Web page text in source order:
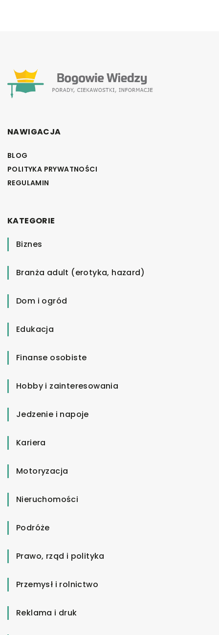
NAWIGACJA
BLOG
POLITYKA PRYWATNOŚCI
REGULAMIN
KATEGORIE
Biznes
Branża adult (erotyka, hazard)
Dom i ogród
Edukacja
Finanse osobiste
Hobby i zainteresowania
Jedzenie i napoje
Kariera
Motoryzacja
Nieruchomości
Podróże
Prawo, rząd i polityka
Przemysł i rolnictwo
Reklama i druk